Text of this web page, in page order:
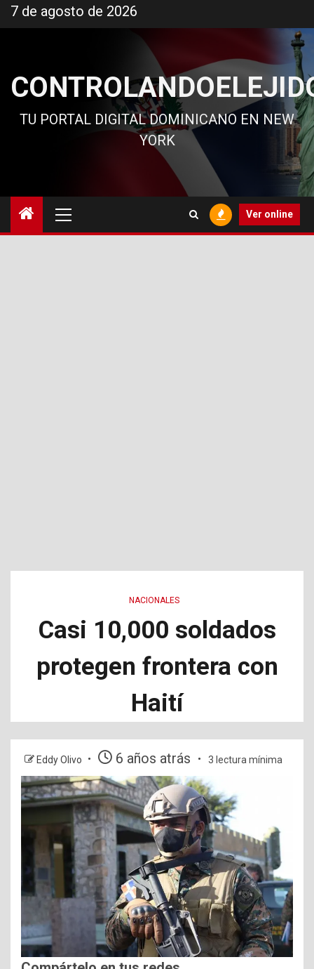
al
7 de agosto de 2026
TU PORTAL DIGITAL DOMINICANO EN NEW
YORK
principal
Ver online
NACIONALES
Casi 10,000 soldados
protegen frontera con
Haití
Eddy Olivo 6 años atrás 3 lectura mínima